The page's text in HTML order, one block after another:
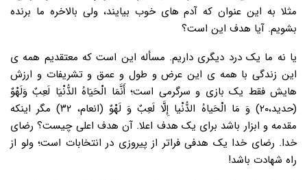
مثلا به این عنوان که آدم های خوب بیایند، ولی بالاخره ما برنده
بشویم. آیا هدف این است؟
یا نه ما یک درد دیگری داریم. مسأله این است که معتقدیم همه ی
این زندگی با همه ی این عرض و طول و عمق و تشریفات و ارزش
هایش فقط یک بازی و سرگرمی است؛ أَنَّمَا الْحَیَاهُ الدُّنْیَا لَعِبٌ وَلَهْوٌ
(حدید،۲۰) وَ مَا الْحَیاهُ الدُّنْیا إِلَّا لَعِبٌ وَ لَهْوٌ (انعام، ۳۲) مگر اینکه
مقدمه و ابزار باشد برای یک هدف اعلا. آن هدف اعلی چیست؟ رضای
خدا. رضای خدا یک هدفی فراتر از پیروزی در انتخابات است؛ ولو از
راه شهادت باشد!